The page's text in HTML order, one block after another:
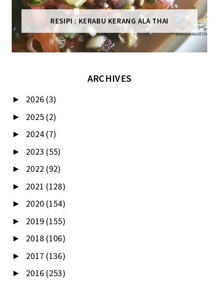
RESIPI : KERABU KERANG ALA THAI
ARCHIVES
► 2026 (3)
► 2025 (2)
► 2024 (7)
► 2023 (55)
► 2022 (92)
► 2021 (128)
► 2020 (154)
► 2019 (155)
► 2018 (106)
► 2017 (136)
► 2016 (253)